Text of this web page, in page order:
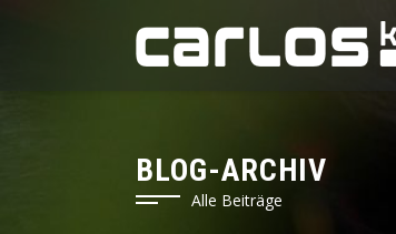
BLOG-ARCHIV
Alle Beiträge